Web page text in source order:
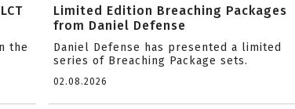
the
Limited Edition Breaching Packages
from Daniel Defense
Daniel Defense has presented a limited
series of Breaching Package sets.
02.08.2026